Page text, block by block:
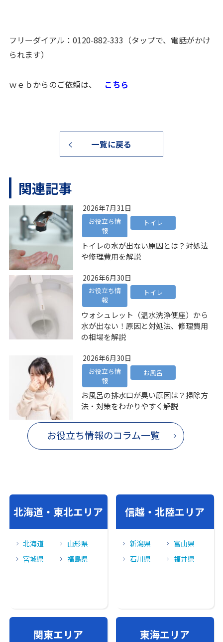
フリーダイアル： 0120-882-333 （タップで、電話がかけ
られます）
ｗｅｂからのご依頼は、 こちら
一覧に戻る
関連記事
2026年7月31日
お役立ち情
報
トイレ
トイレの水が出ない原因とは？対処法
や修理費用を解説
2026年6月30日
お役立ち情
報
トイレ
ウォシュレット（温水洗浄便座）から
水が出ない！原因と対処法、修理費用
の相場を解説
2026年6月30日
お役立ち情
報
お風呂
お風呂の排水口が臭い原因は？掃除方
法・対策をわかりやすく解説
お役立ち情報のコラム一覧
北海道・東北エリア
北海道
山形県
宮城県
福島県
信越・北陸エリア
新潟県
富山県
石川県
福井県
関東エリア 東海エリア